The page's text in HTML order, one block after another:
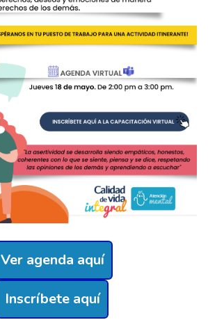
Ver agenda aquí
Inscríbete aquí